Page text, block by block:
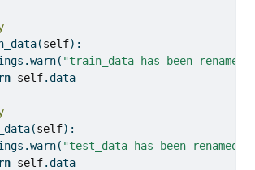
self):
"train_data has been renamed
self.data
self):
"test_data has been renamed
self.data